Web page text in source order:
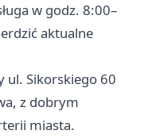
w godz. 8:00–
aktualne
ul. Sikorskiego 60
z dobrym
miasta.